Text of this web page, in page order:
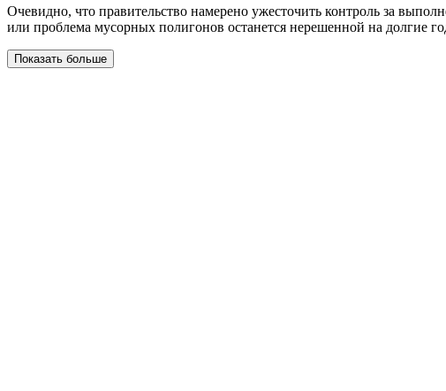
Очевидно, что правительство намерено ужесточить контроль за
или проблема мусорных полигонов останется нерешенной на долгие
Показать больше